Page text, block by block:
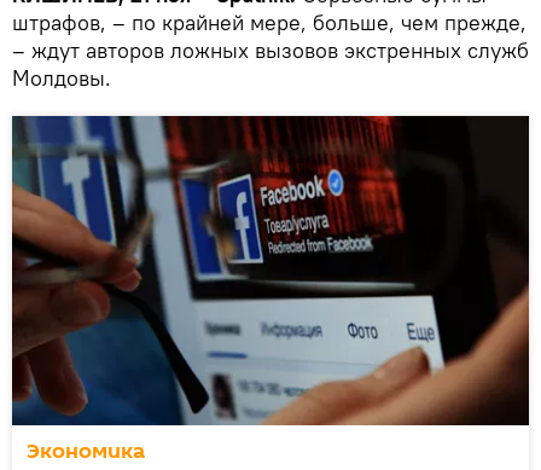
штрафов, – по крайней мере, больше, чем прежде,
– ждут авторов ложных вызовов экстренных служб
Молдовы.
Экономика